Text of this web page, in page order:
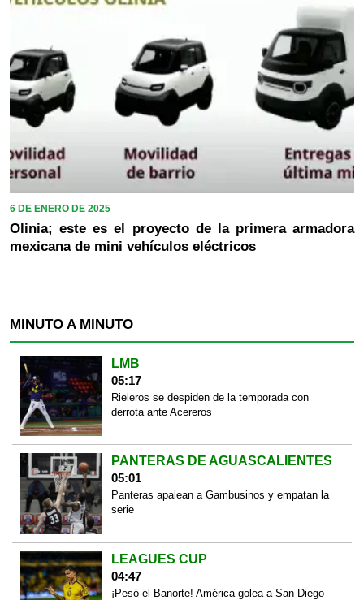
6 DE ENERO DE 2025
Olinia; este es el proyecto de la primera armadora
mexicana de mini vehículos eléctricos
MINUTO A MINUTO
LMB
05:17
Rieleros se despiden de la temporada con
derrota ante Acereros
PANTERAS DE AGUASCALIENTES
05:01
Panteras apalean a Gambusinos y empatan la
serie
LEAGUES CUP
04:47
¡Pesó el Banorte! América golea a San Diego